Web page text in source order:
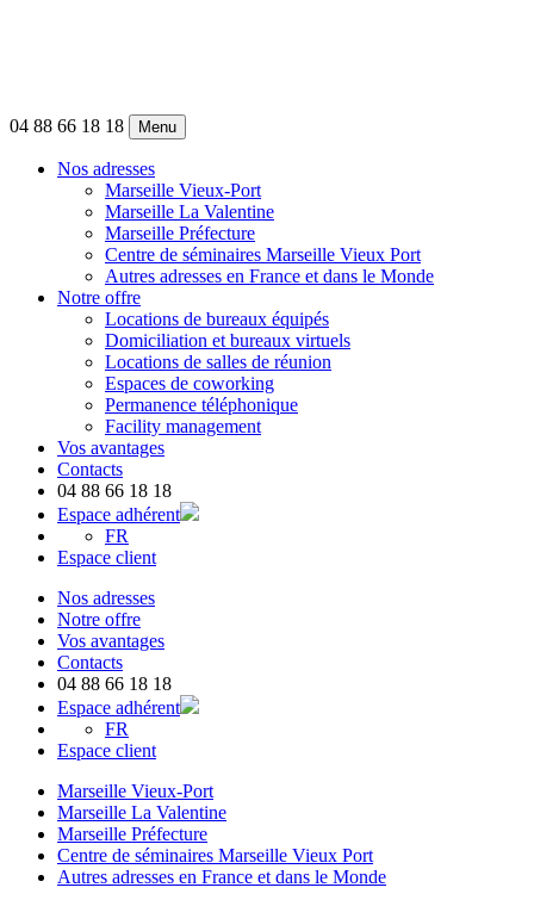
04 88 66 18 18 Menu
Nos adresses
Marseille Vieux-Port
Marseille La Valentine
Marseille Préfecture
Centre de séminaires Marseille Vieux Port
Autres adresses en France et dans le Monde
Notre offre
Locations de bureaux équipés
Domiciliation et bureaux virtuels
Locations de salles de réunion
Espaces de coworking
Permanence téléphonique
Facility management
Vos avantages
Contacts
04 88 66 18 18
Espace adhérent
FR
Espace client
Nos adresses
Notre offre
Vos avantages
Contacts
04 88 66 18 18
Espace adhérent
FR
Espace client
Marseille Vieux-Port
Marseille La Valentine
Marseille Préfecture
Centre de séminaires Marseille Vieux Port
Autres adresses en France et dans le Monde